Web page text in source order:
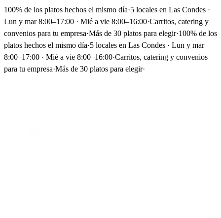
100% de los platos hechos el mismo día·5 locales en Las Condes ·
Lun y mar 8:00–17:00 · Mié a vie 8:00–16:00·Carritos, catering y
convenios para tu empresa·Más de 30 platos para elegir·100% de los
platos hechos el mismo día·5 locales en Las Condes · Lun y mar
8:00–17:00 · Mié a vie 8:00–16:00·Carritos, catering y convenios
para tu empresa·Más de 30 platos para elegir·